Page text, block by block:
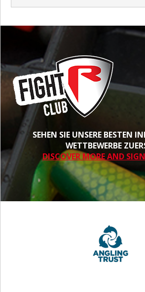
SEHEN SIE UNSERE BESTEN
WETTBEWERBE
DISCOVER MORE AND